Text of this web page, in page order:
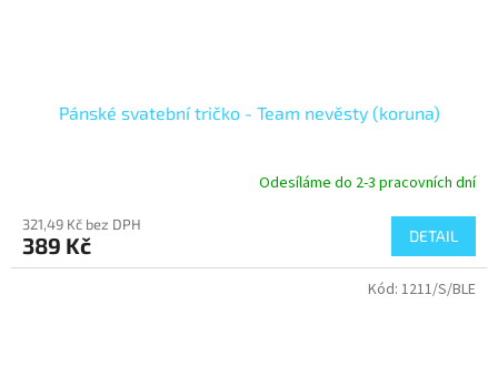
Pánské svatební tričko - Team nevěsty (koruna)
Odesíláme do 2-3 pracovních dní
321,49 Kč bez DPH
389 Kč DETAIL
Kód: 1211/S/BLE